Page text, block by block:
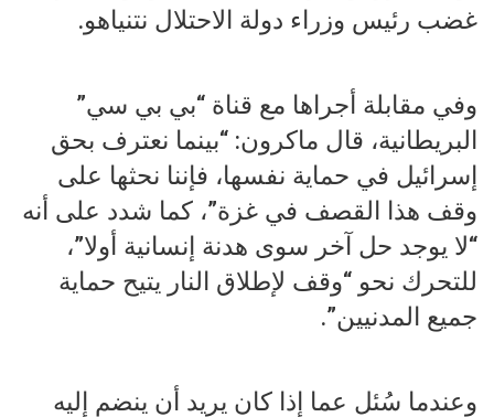
غضب رئيس وزراء دولة الاحتلال نتنياهو.
وفي مقابلة أجراها مع قناة “بي بي سي”
البريطانية، قال ماكرون: “بينما نعترف بحق
إسرائيل في حماية نفسها، فإننا نحثها على
وقف هذا القصف في غزة”، كما شدد على أنه
“لا يوجد حل آخر سوى هدنة إنسانية أولا”،
للتحرك نحو “وقف لإطلاق النار يتيح حماية
جميع المدنيين”.
وعندما سُئل عما إذا كان يريد أن ينضم إليه